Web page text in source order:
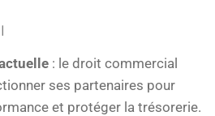
: le droit commercial
ses partenaires pour
et protéger la trésorerie.